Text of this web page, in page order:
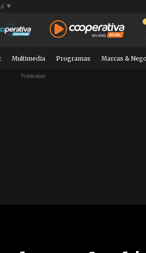
▼
Multimedia Programas Marcas &